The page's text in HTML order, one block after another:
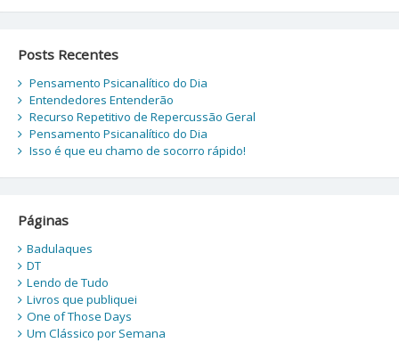
Posts Recentes
Pensamento Psicanalítico do Dia
Entendedores Entenderão
Recurso Repetitivo de Repercussão Geral
Pensamento Psicanalítico do Dia
Isso é que eu chamo de socorro rápido!
Páginas
Badulaques
DT
Lendo de Tudo
Livros que publiquei
One of Those Days
Um Clássico por Semana